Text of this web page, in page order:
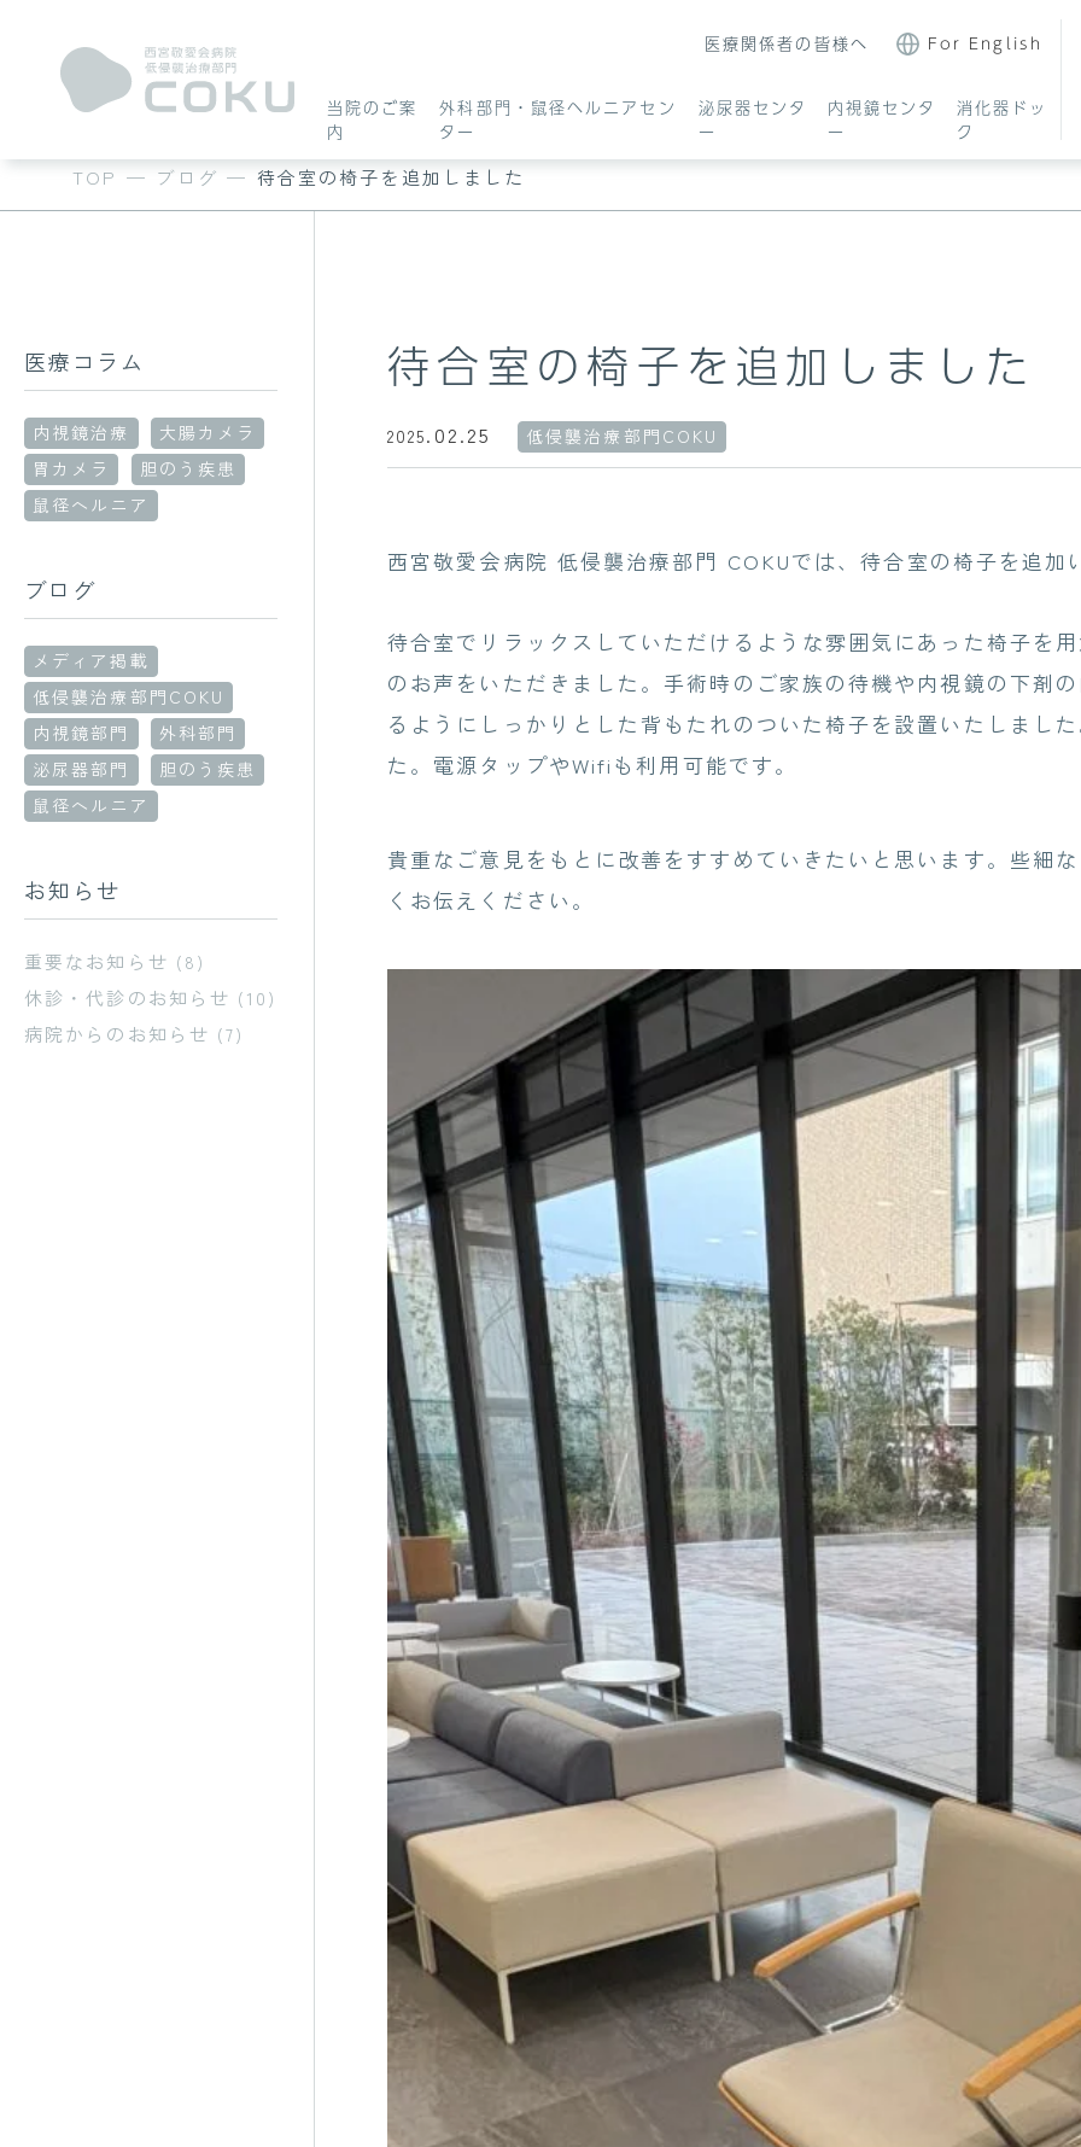
医療関係者の皆様へ For English
当院のご案
内
医師・スタッフ紹介
外科部門・鼠径ヘルニアセン
ター
外科部門・鼠径
ー
鼠径ヘルニアについて 胆のう疾患について
泌尿器センタ
ー
内視鏡センタ
ー
大腸カメラについて
消化器ドッ
ク
TOP — ブログ — 待合室の椅子を追加しました
医療コラム
内視鏡治療
大腸カメラ
胃カメラ
胆のう疾患
鼠径ヘルニア
ブログ
メディア掲載
低侵襲治療部門COKU
内視鏡部門
外科部門
泌尿器部門
胆のう疾患
鼠径ヘルニア
お知らせ
重要なお知らせ (8)
休診・代診のお知らせ (10)
病院からのお知らせ (7)
待合室の椅子を追加しました
2025. 02.25 低侵襲治療部門COKU
西宮敬愛会病院 低侵襲治療部門 COKUでは、待合室の椅子を追加
待合室でリラックスしていただけるような雰囲気にあった椅子を
のお声をいただきました。手術時のご家族の待機や内視鏡の下剤
るようにしっかりとした背もたれのついた椅子を設置いたしまし
た。電源タップやWifiも利用可能です。
貴重なご意見をもとに改善をすすめていきたいと思います。些細
くお伝えください。